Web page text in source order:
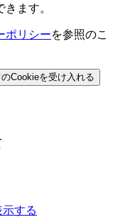
ます。
ポリシーを参照のこ
Cookieを受け入れる
する